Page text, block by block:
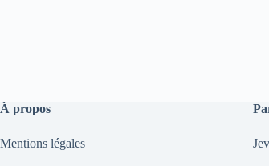
À propos
Mentions légales